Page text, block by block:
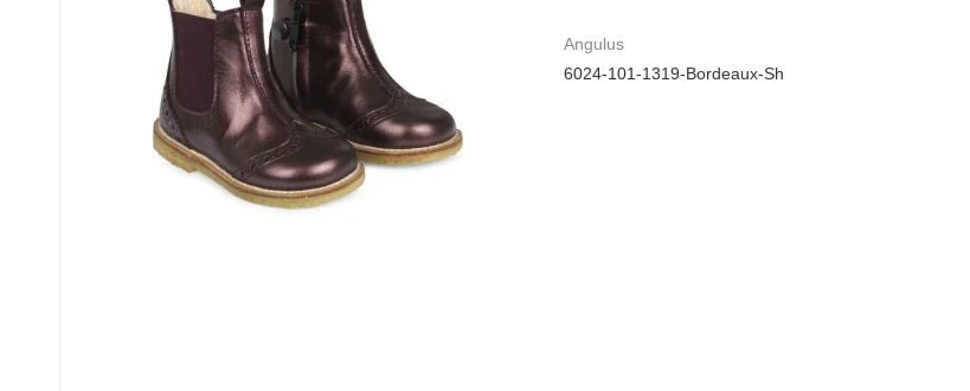
Angulus
6024-101-1319-Bordeaux-Sh